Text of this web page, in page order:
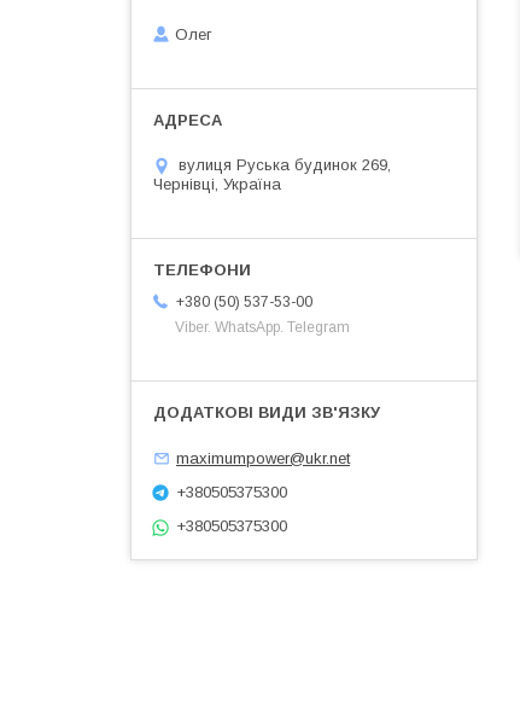
Олег
вулиця Руська будинок 269,
Чернівці, Україна
+380 (50) 537-53-00
Viber. WhatsApp. Telegram
maximumpower@ukr.net
+380505375300
+380505375300